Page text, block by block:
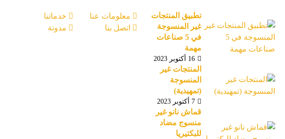
تطبيق المنتجات
غير المنسوجة
في 5 صناعات
مهمة
16 أكتوبر 2023
المنتجات غير
المنسوجة
(تمهيدية)
7 أكتوبر 2023
قماش نانو غير
منسوج مضاد
للبكتيريا
معلومات عنا
خدماتنا
اتصل بنا
مدونة